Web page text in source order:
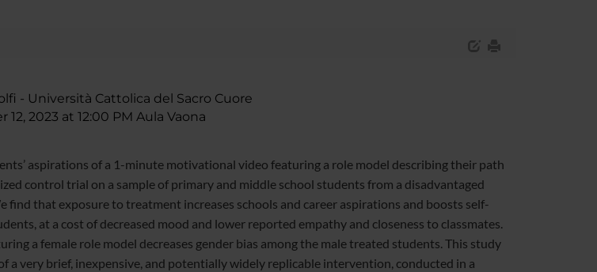
- Università Cattolica del Sacro Cuore
2023 at 12:00 PM Aula Vaona
aspirations of a 1-minute motivational video featuring a role model describing their path
control trial on a sample of primary and middle school students from a disadvantaged
find that exposure to treatment increases schools and career aspirations and boosts self-
at a cost of decreased mood and lower reported empathy and closeness to classmates.
a female role model decreases gender bias among the male treated students. This study
a very brief, inexpensive, and potentially widely replicable intervention, conducted in a